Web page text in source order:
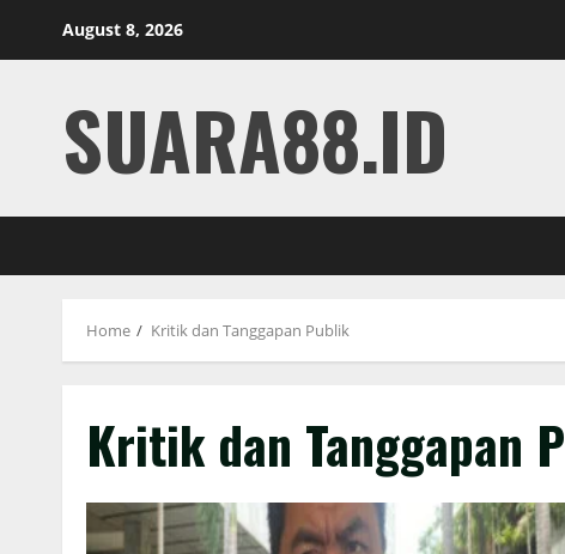
August 8, 2026
SUARA88.ID
Home Kritik dan Tanggapan Publik
Kritik dan Tanggapan